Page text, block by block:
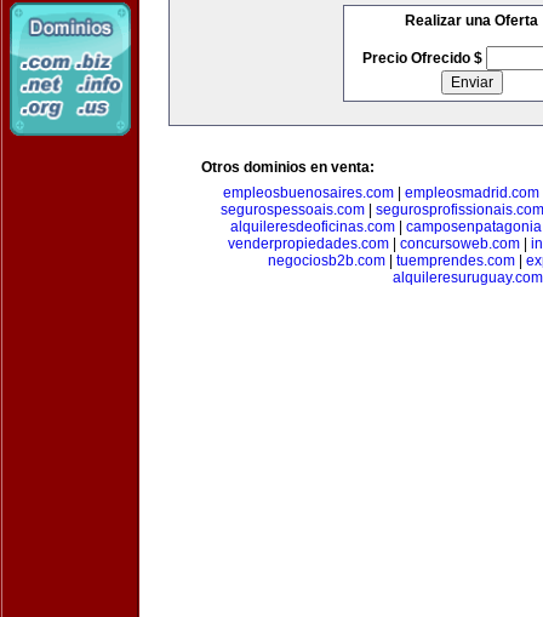
Realizar una Oferta
Precio Ofrecido $
Otros dominios en venta:
empleosbuenosaires.com
empleosmadrid.com
segurospessoais.com| segurosprofissionais.com
alquileresdeoficinas.com
venderpropiedades.com
concursoweb.com
negociosb2b.com| tuemprendes.com|
alquileresuruguay.com